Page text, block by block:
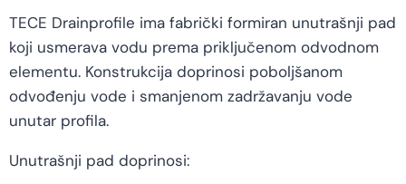
TECE Drainprofile ima fabrički formiran unutrašnji pad
koji usmerava vodu prema priključenom odvodnom
elementu. Konstrukcija doprinosi poboljšanom
odvođenju vode i smanjenom zadržavanju vode
unutar profila.
Unutrašnji pad doprinosi: